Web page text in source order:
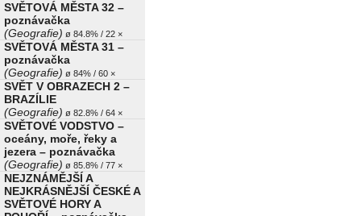
SVĚTOVÁ MĚSTA 32 –
poznávačka
(Geografie) ø 84.8% / 22 ×
SVĚTOVÁ MĚSTA 31 –
poznávačka
(Geografie) ø 84% / 60 ×
SVĚT V OBRAZECH 2 –
BRAZÍLIE
(Geografie) ø 82.8% / 64 ×
SVĚTOVÉ VODSTVO –
oceány, moře, řeky a
jezera – poznávačka
(Geografie) ø 85.8% / 77 ×
NEJZNÁMĚJŠÍ A
NEJKRÁSNĚJŠÍ ČESKÉ A
SVĚTOVÉ HORY A